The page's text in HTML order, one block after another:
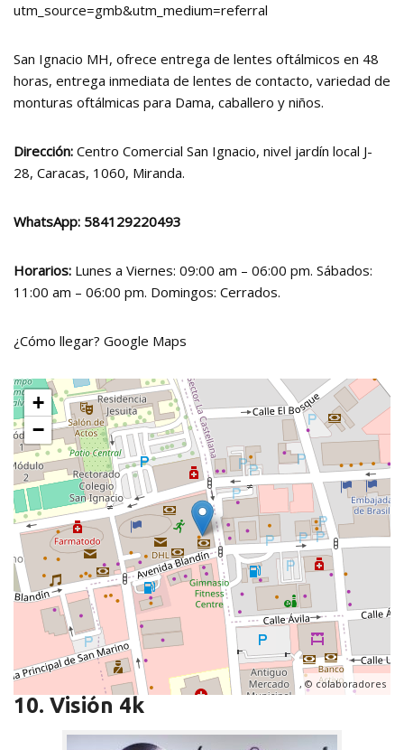
utm_source=gmb&utm_medium=referral
San Ignacio MH, ofrece entrega de lentes oftálmicos en 48
horas, entrega inmediata de lentes de contacto, variedad de
monturas oftálmicas para Dama, caballero y niños.
Dirección: Centro Comercial San Ignacio, nivel jardín local J-
28, Caracas, 1060, Miranda.
WhatsApp: 584129220493
Horarios: Lunes a Viernes: 09:00 am – 06:00 pm. Sábados:
11:00 am – 06:00 pm. Domingos: Cerrados.
¿Cómo llegar? Google Maps
+
−
, © colaboradores
10. Visión 4k